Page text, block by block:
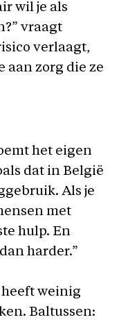
wil je als
vraagt
verlaagt,
aan zorg die ze
het eigen
dat in België
Als je
met
hulp. En
harder.”
heeft weinig
Baltussen: